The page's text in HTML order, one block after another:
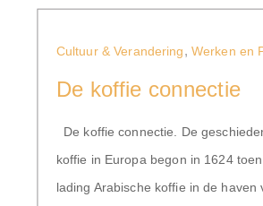
Cultuur & Verandering, Werken en
De koffie connectie
De koffie connectie. De
koffie in Europa begon in 1624
lading Arabische koffie in de haven